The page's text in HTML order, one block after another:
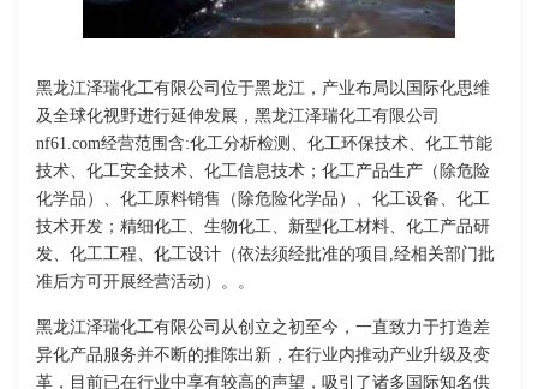
黑龙江泽瑞化工有限公司位于黑龙江，产业布局以国际化思维
及全球化视野进行延伸发展，黑龙江泽瑞化工有限公司
nf61.com经营范围含:化工分析检测、化工环保技术、化工节能
技术、化工安全技术、化工信息技术；化工产品生产（除危险
化学品）、化工原料销售（除危险化学品）、化工设备、化工
技术开发；精细化工、生物化工、新型化工材料、化工产品研
发、化工工程、化工设计（依法须经批准的项目,经相关部门批
准后方可开展经营活动）。。
黑龙江泽瑞化工有限公司从创立之初至今，一直致力于打造差
异化产品服务并不断的推陈出新，在行业内推动产业升级及变
革，目前已在行业中享有较高的声望，吸引了诸多国际知名供